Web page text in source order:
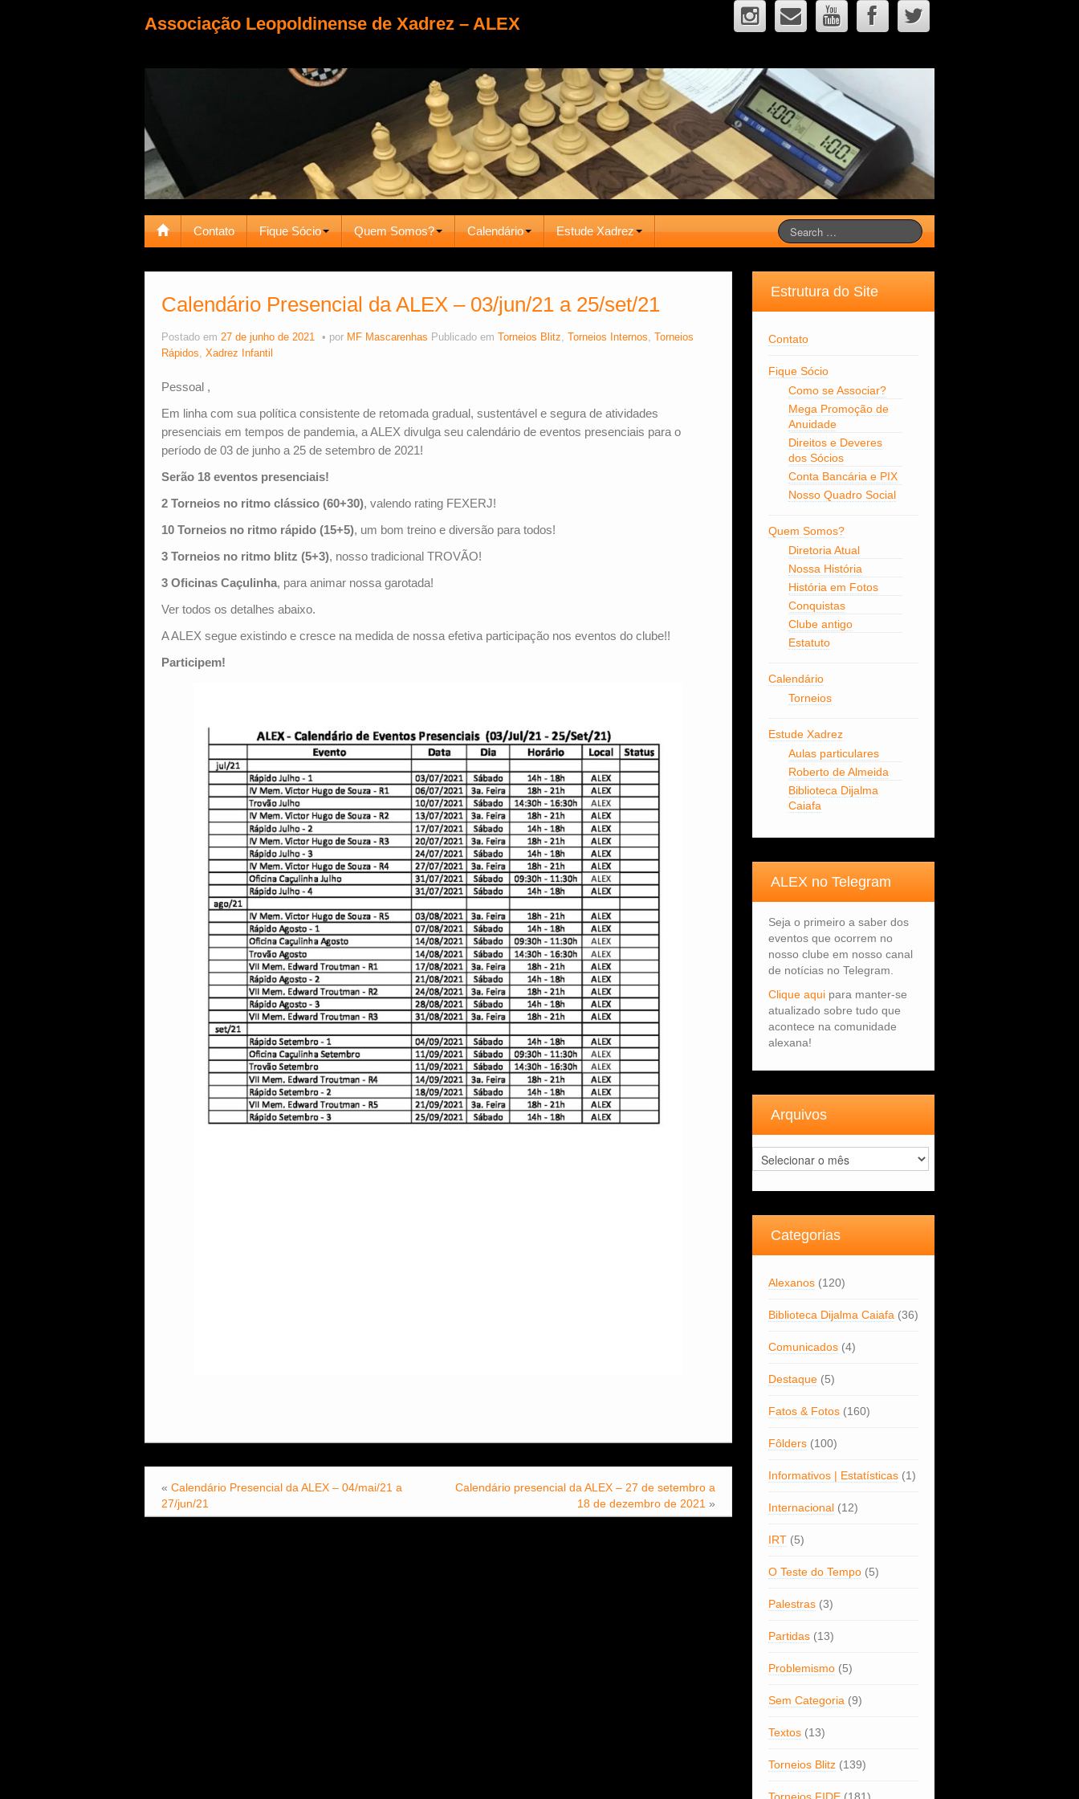
Associação Leopoldinense de Xadrez – ALEX
Contato Fique Sócio Quem Somos? Calendário Estude Xadrez
Calendário Presencial da ALEX – 03/jun/21 a 25/set/21
Postado em 27 de junho de 2021 por MF Mascarenhas Publicado em Torneios Blitz, Torneios Internos,
Torneios
Rápidos, Xadrez Infantil
Pessoal ,
Em linha com sua política consistente de retomada gradual, sustentável e segura de atividades
presenciais em tempos de pandemia, a ALEX divulga seu calendário de eventos presenciais para o
período de 03 de junho a 25 de setembro de 2021!
Serão 18 eventos presenciais!
2 Torneios no ritmo clássico (60+30), valendo rating FEXERJ!
10 Torneios no ritmo rápido (15+5), um bom treino e diversão para todos!
3 Torneios no ritmo blitz (5+3), nosso tradicional TROVÃO!
3 Oficinas Caçulinha, para animar nossa garotada!
Ver todos os detalhes abaixo.
A ALEX segue existindo e cresce na medida de nossa efetiva participação nos eventos do clube!!
Participem!
« Calendário Presencial da ALEX – 04/mai/21 a
27/jun/21
Calendário presencial da ALEX – 27 de setembro a
18 de dezembro de 2021 »
Estrutura do Site
Contato
Fique Sócio
Como se Associar?
Mega Promoção de
Anuidade
Direitos e Deveres
dos Sócios
Conta Bancária e PIX
Nosso Quadro Social
Quem Somos?
Diretoria Atual
Nossa História
História em Fotos
Conquistas
Clube antigo
Estatuto
Calendário
Torneios
Estude Xadrez
Aulas particulares
Roberto de Almeida
Biblioteca Dijalma
Caiafa
ALEX no Telegram
Seja o primeiro a saber dos
eventos que ocorrem no
nosso clube em nosso canal
de notícias no Telegram.
Clique aquipara manter-se
atualizado sobre tudo que
acontece na comunidade
alexana!
Arquivos
Arquivos
Categorias
Alexanos(120)
Biblioteca Dijalma Caiafa(36)
Comunicados(4)
Destaque(5)
Fatos & Fotos(160)
Fôlders(100)
Informativos | Estatísticas(1)
Internacional(12)
IRT(5)
O Teste do Tempo(5)
Palestras(3)
Partidas(13)
Problemismo(5)
Sem Categoria(9)
Textos(13)
Torneios Blitz(139)